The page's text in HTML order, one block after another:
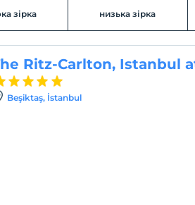
зірка низька зірка
Ritz-Carlton, Istanbul
Beşiktaş, İstanbul